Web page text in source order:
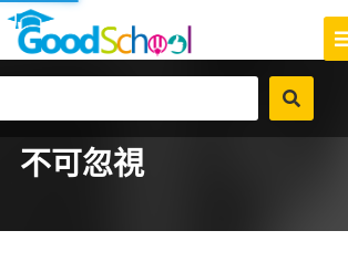
可忽視